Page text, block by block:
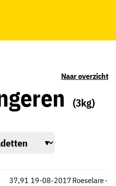
Naar overzicht
(3kg)
Roeselare
37,91 -
19-08-2017